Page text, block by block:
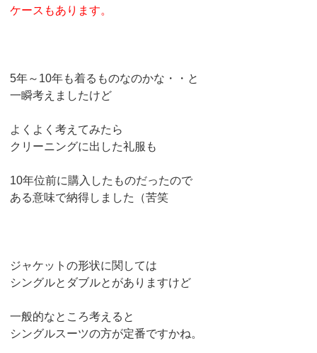
ケースもあります。
5年～10年も着るものなのかな・・と
一瞬考えましたけど
よくよく考えてみたら
クリーニングに出した礼服も
10年位前に購入したものだったので
ある意味で納得しました（苦笑
ジャケットの形状に関しては
シングルとダブルとがありますけど
一般的なところ考えると
シングルスーツの方が定番ですかね。